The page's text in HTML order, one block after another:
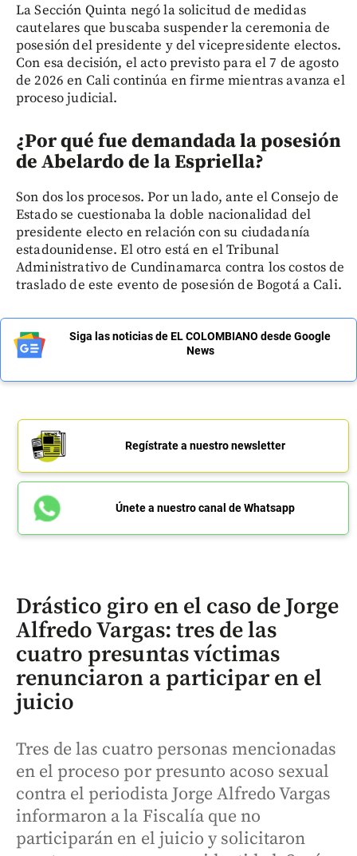
La Sección Quinta negó la solicitud de medidas
cautelares que buscaba suspender la ceremonia de
posesión del presidente y del vicepresidente electos.
Con esa decisión, el acto previsto para el 7 de agosto
de 2026 en Cali continúa en firme mientras avanza el
proceso judicial.
¿Por qué fue demandada la posesión
de Abelardo de la Espriella?
Son dos los procesos. Por un lado, ante el Consejo de
Estado se cuestionaba la doble nacionalidad del
presidente electo en relación con su ciudadanía
estadounidense. El otro está en el Tribunal
Administrativo de Cundinamarca contra los costos de
traslado de este evento de posesión de Bogotá a Cali.
Siga las noticias de EL COLOMBIANO desde Google
News
Regístrate a nuestro newsletter
Únete a nuestro canal de Whatsapp
Drástico giro en el caso de Jorge
Alfredo Vargas: tres de las
cuatro presuntas víctimas
renunciaron a participar en el
juicio
Tres de las cuatro personas mencionadas
en el proceso por presunto acoso sexual
contra el periodista Jorge Alfredo Vargas
informaron a la Fiscalía que no
participarán en el juicio y solicitaron